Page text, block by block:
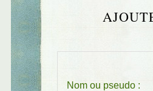
Nom ou pseudo :